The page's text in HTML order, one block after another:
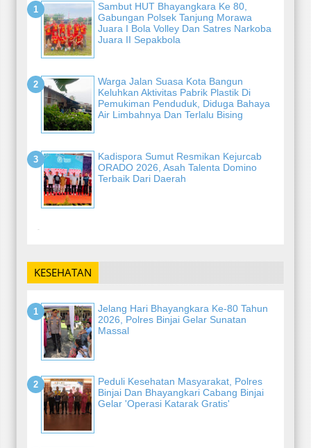
Sambut HUT Bhayangkara Ke 80,
Gabungan Polsek Tanjung Morawa
Juara I Bola Volley Dan Satres Narkoba
Juara II Sepakbola
Warga Jalan Suasa Kota Bangun
Keluhkan Aktivitas Pabrik Plastik Di
Pemukiman Penduduk, Diduga Bahaya
Air Limbahnya Dan Terlalu Bising
Kadispora Sumut Resmikan Kejurcab
ORADO 2026, Asah Talenta Domino
Terbaik Dari Daerah
-
KESEHATAN
Jelang Hari Bhayangkara Ke-80 Tahun
2026, Polres Binjai Gelar Sunatan
Massal
Peduli Kesehatan Masyarakat, Polres
Binjai Dan Bhayangkari Cabang Binjai
Gelar 'Operasi Katarak Gratis'